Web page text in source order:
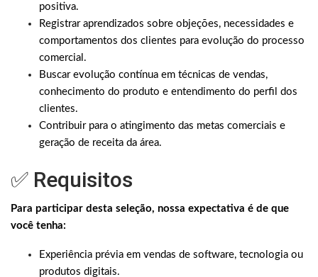
positiva.
Registrar aprendizados sobre objeções, necessidades e
comportamentos dos clientes para evolução do processo
comercial.
Buscar evolução contínua em técnicas de vendas,
conhecimento do produto e entendimento do perfil dos
clientes.
Contribuir para o atingimento das metas comerciais e
geração de receita da área.
✅ Requisitos
Para participar desta seleção, nossa expectativa é de que
você tenha:
Experiência prévia em vendas de software, tecnologia ou
produtos digitais.